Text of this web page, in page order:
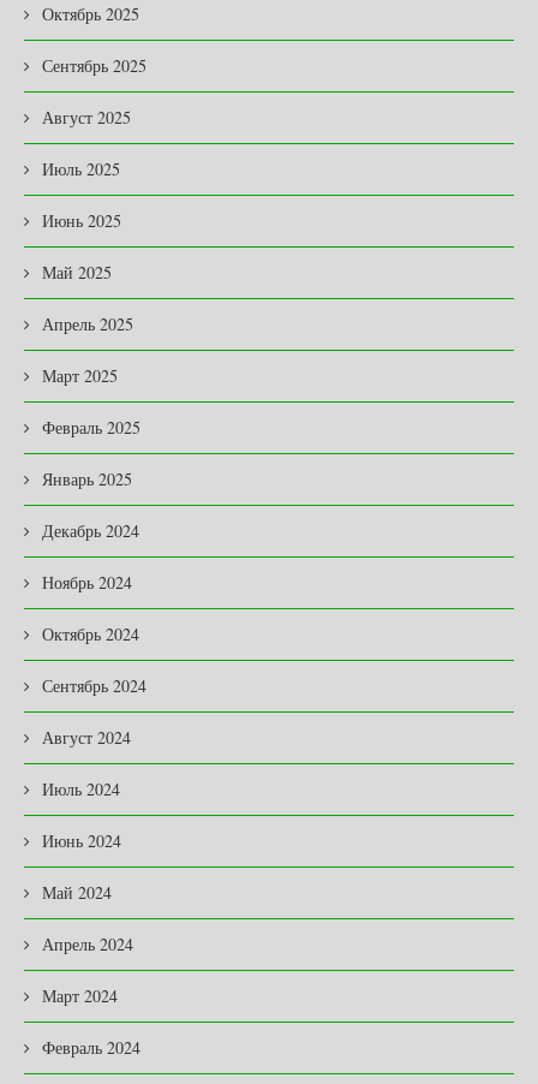
Октябрь 2025
Сентябрь 2025
Август 2025
Июль 2025
Июнь 2025
Май 2025
Апрель 2025
Март 2025
Февраль 2025
Январь 2025
Декабрь 2024
Ноябрь 2024
Октябрь 2024
Сентябрь 2024
Август 2024
Июль 2024
Июнь 2024
Май 2024
Апрель 2024
Март 2024
Февраль 2024